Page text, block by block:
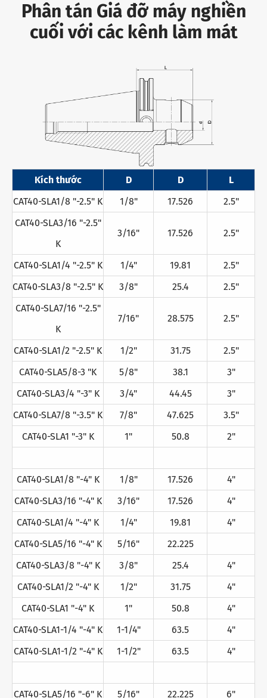
Phân tán Giá đỡ máy nghiền
cuối với các kênh làm mát
Kích thước D D
L
CAT40-SLA1/8 "-2.5" K
1/8" 17.526
2.5"
CAT40-SLA3/16 "-2.5"
K
3/16" 17.526 2.5"
CAT40-SLA1/4 "-2.5" K 1/4" 19.81
2.5"
CAT40-SLA3/8 "-2.5" K
3/8" 25.4
2.5"
CAT40-SLA7/16 "-2.5"
K
7/16" 28.575 2.5"
CAT40-SLA1/2 "-2.5" K 1/2" 31.75
2.5"
CAT40-SLA5/8-3 "K
5/8" 38.1
3"
CAT40-SLA3/4 "-3" K
3/4" 44.45
3"
CAT40-SLA7/8 "-3.5" K
7/8" 47.625
3.5"
CAT40-SLA1 "-3" K
1" 50.8 2"
CAT40-SLA1/8 "-4" K 1/8" 17.526
4"
CAT40-SLA3/16 "-4" K
3/16" 17.526
4"
CAT40-SLA1/4 "-4" K
1/4" 19.81
4"
CAT40-SLA5/16 "-4" K
5/16"
22.225
CAT40-SLA3/8 "-4" K
3/8" 25.4
4"
CAT40-SLA1/2 "-4" K
1/2" 31.75
4"
CAT40-SLA1 "-4" K
1" 50.8
4"
CAT40-SLA1-1/4 "-4" K
1-1/4" 63.5
4"
CAT40-SLA1-1/2 "-4" K
1-1/2" 63.5 4"
CAT40-SLA5/16 "-6" K 5/16" 22.225
6"